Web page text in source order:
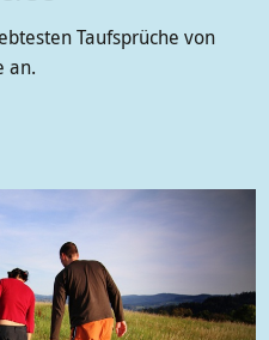
Taufsprüche von
an.